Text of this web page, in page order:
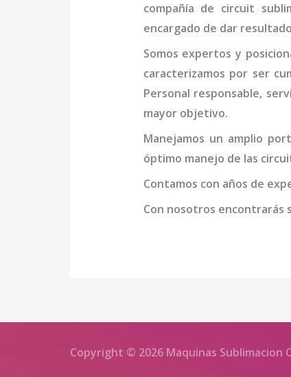
compañía de circuit
encargado de dar
Somos expertos y
caracterizamos por ser
Personal responsable,
mayor objetivo.
Manejamos un amplio
óptimo manejo de las
Contamos con años de
Con nosotros encontrarás
Copyright © 2026 Maquinas Sublimacion